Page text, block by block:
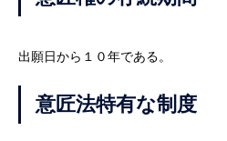
出願日から１０年である。
意匠法特有な制度